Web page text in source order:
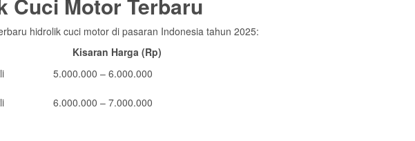
tergantung merk, kapasitas angkat, dan lokasi pembelian.
Hidrolik Cuci Motor